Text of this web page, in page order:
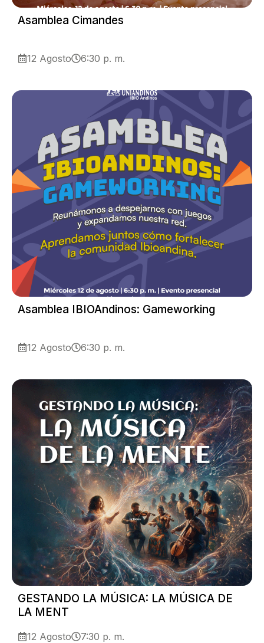
Asamblea Cimandes
12 Agosto 6:30 p. m.
Asamblea IBIOAndinos: Gameworking
12 Agosto 6:30 p. m.
GESTANDO LA MÚSICA: LA MÚSICA DE
LA MENT
12 Agosto 7:30 p. m.